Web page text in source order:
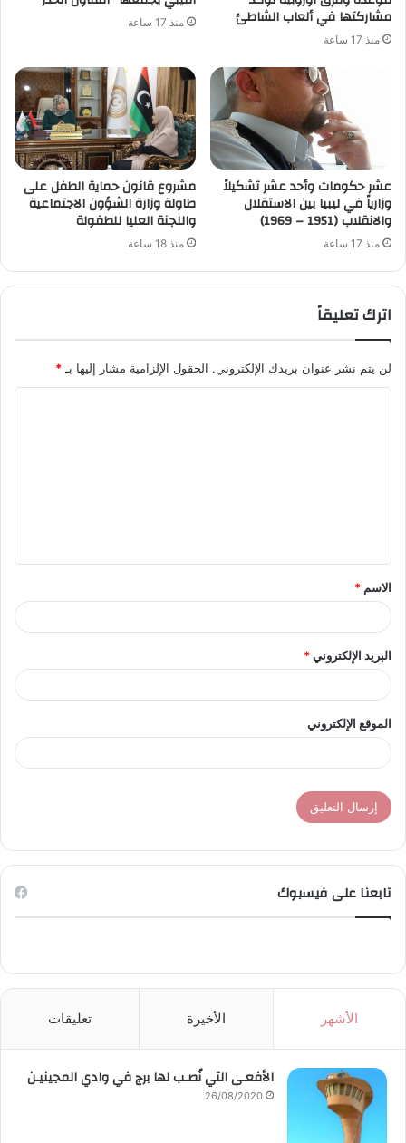
مشاركتها في ألعاب الشاطئ
منذ 17 ساعة
منذ 17 ساعة
عشر حكومات وأحد عشر تشكيلاً
وزارياً في ليبيا بين الاستقلال
والانقلاب (1951 – 1969)
منذ 17 ساعة
مشروع قانون حماية الطفل على
طاولة وزارة الشؤون الاجتماعية
واللجنة العليا للطفولة
منذ 18 ساعة
اترك تعليقاً
لن يتم نشر عنوان بريدك الإلكتروني. الحقول الإلزامية مشار إليها بـ *
ق
*
الاسم *
البريد الإلكتروني*
الموقع الإلكتروني
تابعنا على فيسبوك
الأشهر الأخيرة تعليقات
الأفعـى التي نُصـب لها برج في وادي المجينيـن
26/08/2020